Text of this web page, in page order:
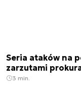
Seria ataków na
zarzutami
3 min.